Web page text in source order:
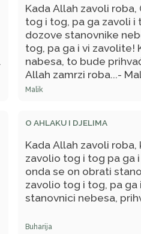
Kada Allah zavoli roba,
tog i tog, pa ga zavoli i
dozove stanovnike
tog, pa ga i vi zavolite!
nabesa, to bude
Allah zamrzi roba...-
rekao isto što je rekao i
Malik
O AHLAKU I DJELIMA
Kada Allah zavoli
zavolio tog i tog pa ga
onda se on obrati
zavolio tog i tog, pa ga
stanovnici nebesa,
Buharija